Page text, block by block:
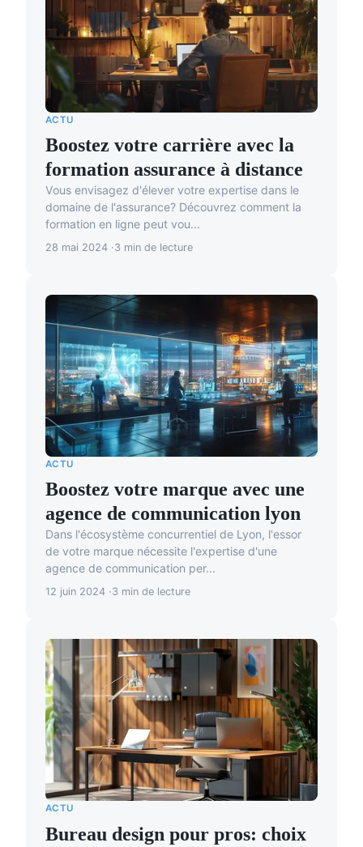
ACTU
Boostez votre carrière avec la
formation assurance à distance
Vous envisagez d'élever votre expertise dans le
domaine de l'assurance? Découvrez comment la
formation en ligne peut vou...
28 mai 2024 3 min de lecture
ACTU
Boostez votre marque avec une
agence de communication lyon
Dans l'écosystème concurrentiel de Lyon, l'essor
de votre marque nécessite l'expertise d'une
agence de communication per...
12 juin 2024 3 min de lecture
ACTU
Bureau design pour pros: choix